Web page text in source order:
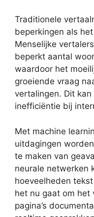
Traditionele
beperkingen als
Menselijke
beperkt aantal
waardoor het
groeiende vraag
vertalingen. Dit
inefficiëntie bij
Met machine
uitdagingen
te maken van
neurale netwerken
hoeveelheden
het nu gaat om het
pagina’s